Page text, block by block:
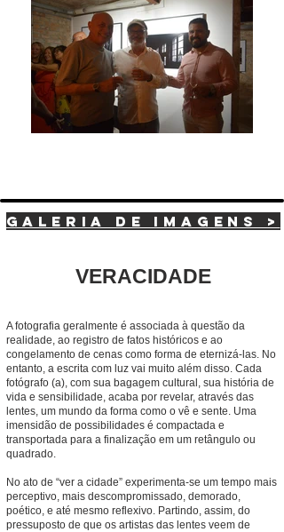
GALERIA DE IMAGENS >
VERACIDADE
A fotografia geralmente é associada à questão da
realidade, ao registro de fatos históricos e ao
congelamento de cenas como forma de eternizá-las. No
entanto, a escrita com luz vai muito além disso. Cada
fotógrafo (a), com sua bagagem cultural, sua história de
vida e sensibilidade, acaba por revelar, através das
lentes, um mundo da forma como o vê e sente. Uma
imensidão de possibilidades é compactada e
transportada para a finalização em um retângulo ou
quadrado.
No ato de “ver a cidade” experimenta-se um tempo mais
perceptivo, mais descompromissado, demorado,
poético, e até mesmo reflexivo. Partindo, assim, do
pressuposto de que os artistas das lentes veem de